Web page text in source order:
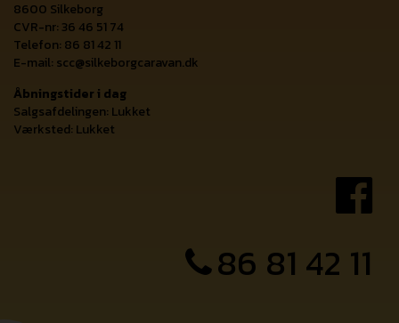
8600 Silkeborg
CVR-nr: 36 46 51 74
Telefon: 86 81 42 11
E-mail: scc@silkeborgcaravan.dk
Åbningstider i dag
Salgsafdelingen: Lukket
Værksted: Lukket
86 81 42 11